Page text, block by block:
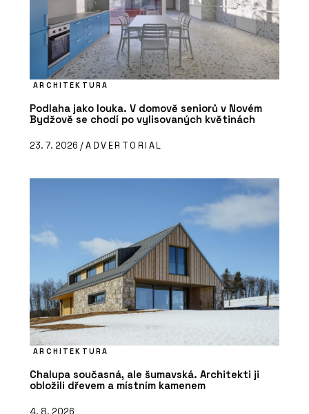
ARCHITEKTURA
Podlaha jako louka. V domově seniorů v Novém
Bydžově se chodí po vylisovaných květinách
23. 7. 2026 /ADVERTORIAL
ARCHITEKTURA
Chalupa současná, ale šumavská. Architekti ji
obložili dřevem a místním kamenem